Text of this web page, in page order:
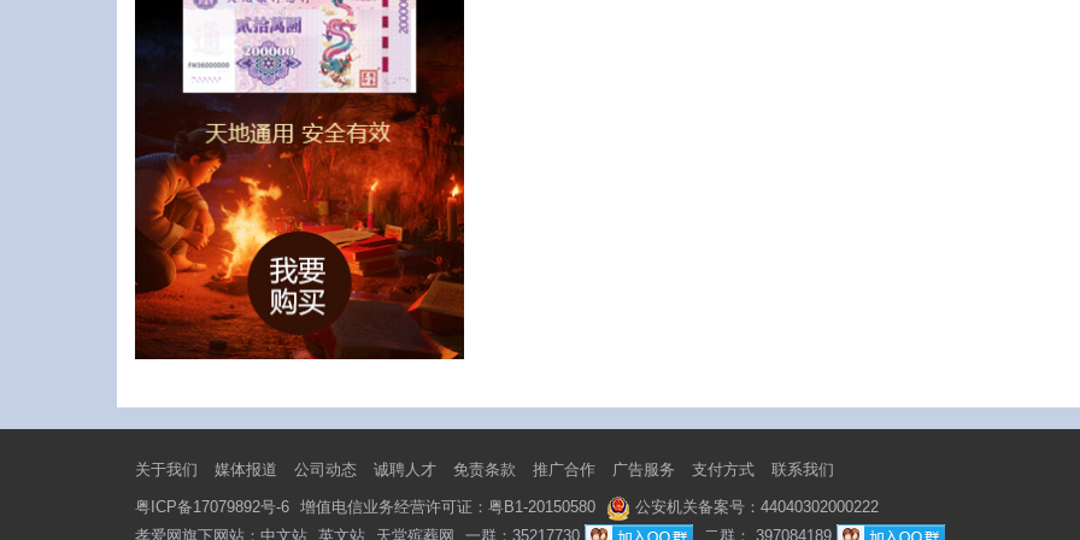
关于我们 媒体报道 公司动态 诚聘人才 免责条款 推广合作 广告服务 支付方式 联系我们
粤ICP备17079892号-6 增值电信业务经营许可证：粤B1-20150580
公安机关备案号：44040302000222
孝爱网旗下网站： 中文站 英文站 天堂殡葬网 一群：35217730 二群： 397084189